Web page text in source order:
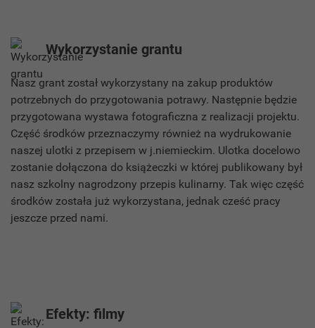
Wykorzystanie grantu
Nasz grant został wykorzystany na zakup produktów
potrzebnych do przygotowania potrawy. Następnie będzie
przygotowana wystawa fotograficzna z realizacji projektu.
Część środków przeznaczymy również na wydrukowanie
naszej ulotki z przepisem w j.niemieckim. Ulotka docelowo
zostanie dołączona do książeczki w której publikowany był
nasz szkolny nagrodzony przepis kulinarny. Tak więc część
środków została już wykorzystana, jednak cześć pracy
jeszcze przed nami.
Efekty: filmy